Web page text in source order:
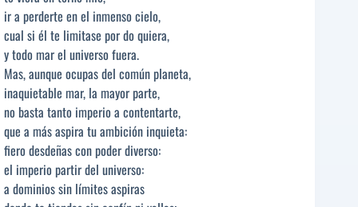
ir a perderte en el inmenso cielo,
cual si él te limitase por do quiera,
y todo mar el universo fuera.
Mas, aunque ocupas del común planeta,
inaquietable mar, la mayor parte,
no basta tanto imperio a contentarte,
que a más aspira tu ambición inquieta:
fiero desdeñas con poder diverso:
el imperio partir del universo:
a dominios sin límites aspiras